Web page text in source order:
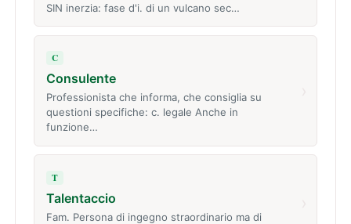
SIN inerzia: fase d'i. di un vulcano sec…
C
Consulente
Professionista che informa, che consiglia su
questioni specifiche: c. legale Anche in
funzione…
T
Talentaccio
Fam. Persona di ingegno straordinario ma di